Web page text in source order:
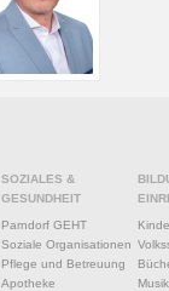
SOZIALES &
GESUNDHEIT
Parndorf GEHT
Soziale Organisationen
Pflege und Betreuung
Apotheke